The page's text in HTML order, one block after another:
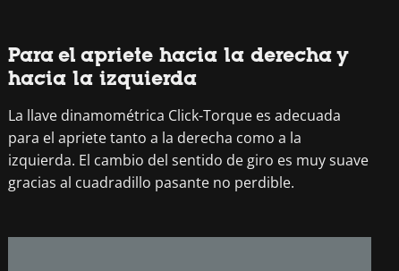
Para el apriete hacia la derecha y
hacia la izquierda
La llave dinamométrica Click-Torque es adecuada
para el apriete tanto a la derecha como a la
izquierda. El cambio del sentido de giro es muy suave
gracias al cuadradillo pasante no perdible.